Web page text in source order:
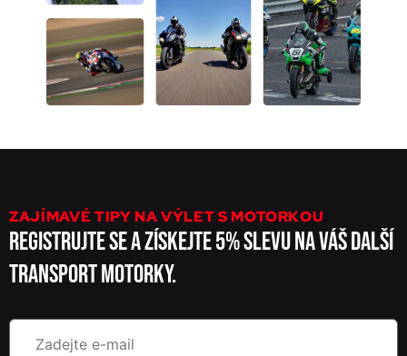
ZAJÍMAVÉ TIPY NA VÝLET S MOTORKOU
REGISTRUJTE SE A ZÍSKEJTE 5% SLEVU NA VÁŠ DALŠÍ
TRANSPORT MOTORKY.